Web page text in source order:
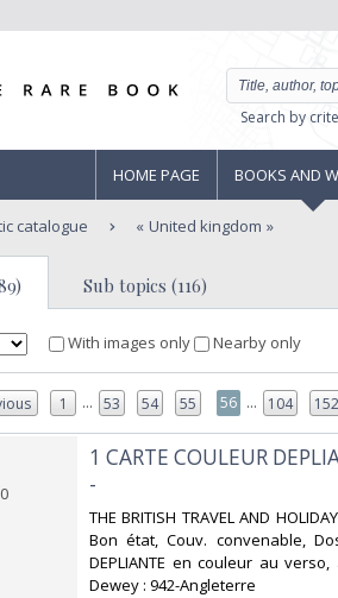
Search by
HOME PAGE BOOKS AND
catalogue United kingdom
Sub topics (116)
With images only Nearby only
1 ... 53 54 55 56 ... 104 152
‎1 CARTE COULEUR
-‎
‎THE BRITISH TRAVEL AND
Bon état, Couv. convenable,
DEPLIANTE en couleur au
Dewey : 942-Angleterre‎